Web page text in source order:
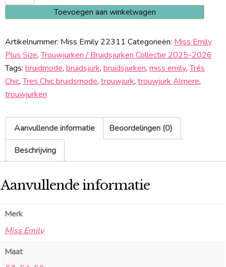
Emily
22311
Toevoegen aan winkelwagen
Artikelnummer: Miss Emily 22311 Categorieën: Miss Emily
Plus Size,Trouwjurken / Bruidsjurken Collectie 2025-2026
Tags: bruidmode, bruidsjurk, bruidsjurken, miss emily,Trés
Chic,Tres Chic bruidsmode, trouwjurk, trouwjurk Almere,
trouwjurken
Aanvullende informatie
Beoordelingen (0)
Beschrijving
Aanvullende informatie
Merk
Miss Emily
Maat